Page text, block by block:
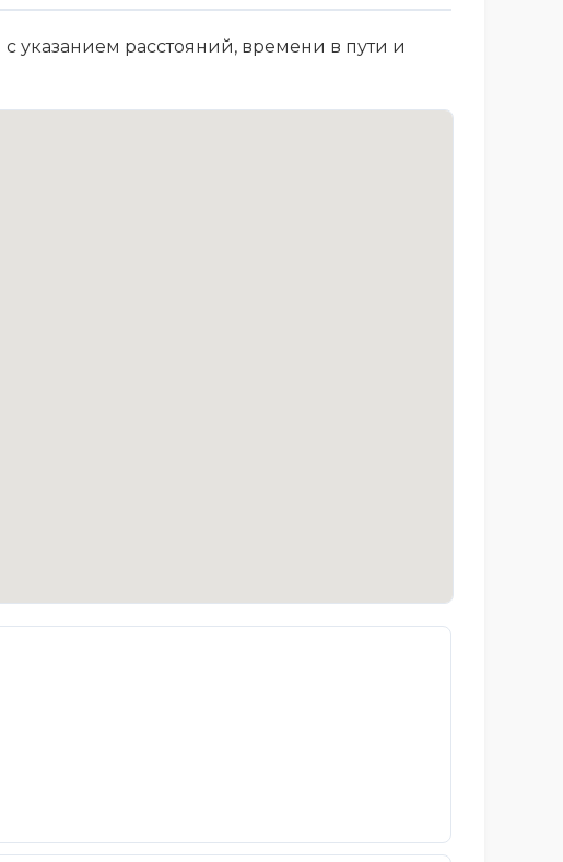
указанием расстояний, времени в пути и